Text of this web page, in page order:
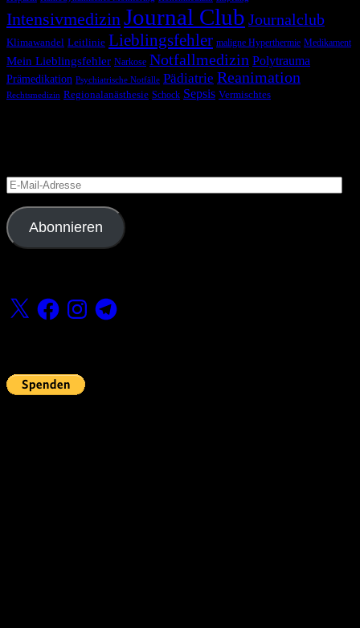
IntensivmedizinJournal Club Journalclub
Klimawandel Leitlinie Lieblingsfehler maligne Hyperthermie Medikament
Mein Lieblingsfehler Narkose Notfallmedizin Polytrauma
Prämedikation Psychiatrische Notfälle Pädiatrie Reanimation
Rechtsmedizin Regionalanästhesie Schock Sepsis Vermischtes
E-
Mail-
Adresse
Abonnieren
X FacebookInstagramTelegram